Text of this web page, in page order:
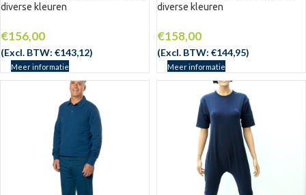
diverse kleuren
€156,00
(Excl. BTW: €143,12)
Meer informatie
diverse kleuren
€158,00
(Excl. BTW: €144,95)
Meer informatie